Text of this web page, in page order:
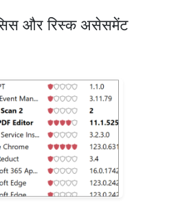
और रिस्क असेसमेंट